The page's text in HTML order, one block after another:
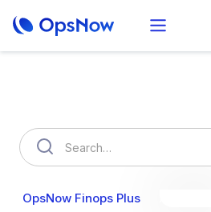
OpsNow Finops Plus